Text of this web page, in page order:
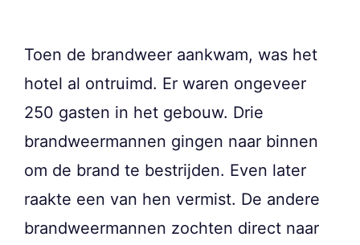
Toen de brandweer aankwam, was het
hotel al ontruimd. Er waren ongeveer
250 gasten in het gebouw. Drie
brandweermannen gingen naar binnen
om de brand te bestrijden. Even later
raakte een van hen vermist. De andere
brandweermannen zochten direct naar